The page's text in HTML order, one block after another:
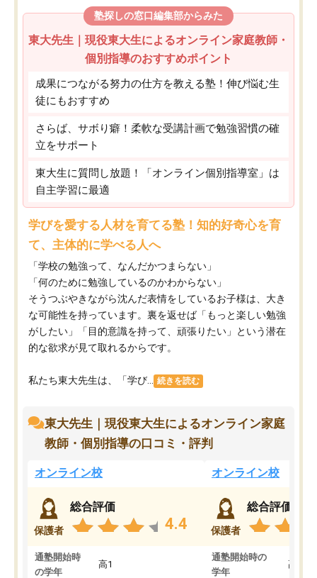
塾探しの窓口編集部からみた
東大先生｜現役東大生によるオンライン家庭教師・
個別指導のおすすめポイント
成果につながる努力の仕方を教える塾！伸び悩む生
徒にもおすすめ
さらば、サボり癖！柔軟な受講計画で勉強習慣の確
立をサポート
東大生に質問し放題！「オンライン個別指導室」は
自主学習に最適
学びを愛する人材を育てる塾！知的好奇心を育
て、主体的に学べる人へ
「学校の勉強って、なんだかつまらない」
「何のために勉強しているのかわからない」
そうつぶやきながら沈んだ表情をしているお子様は、大き
な可能性を持っています。裏を返せば「もっと楽しい勉強
がしたい」「目的意識を持って、頑張りたい」という潜在
的な欲求が見て取れるからです。
私たち東大先生は、「学び... 続きを読む
東大先生｜現役東大生によるオンライン家庭
教師・個別指導の口コミ・評判
オンライン校
保護者
総合評価
4.4
通塾開始時
の学年
高1
オンライン校
保護者
総合評価
通塾開始時の
学年
高3